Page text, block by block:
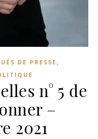
DE PRESSE ,
n° 5 de
–
2021